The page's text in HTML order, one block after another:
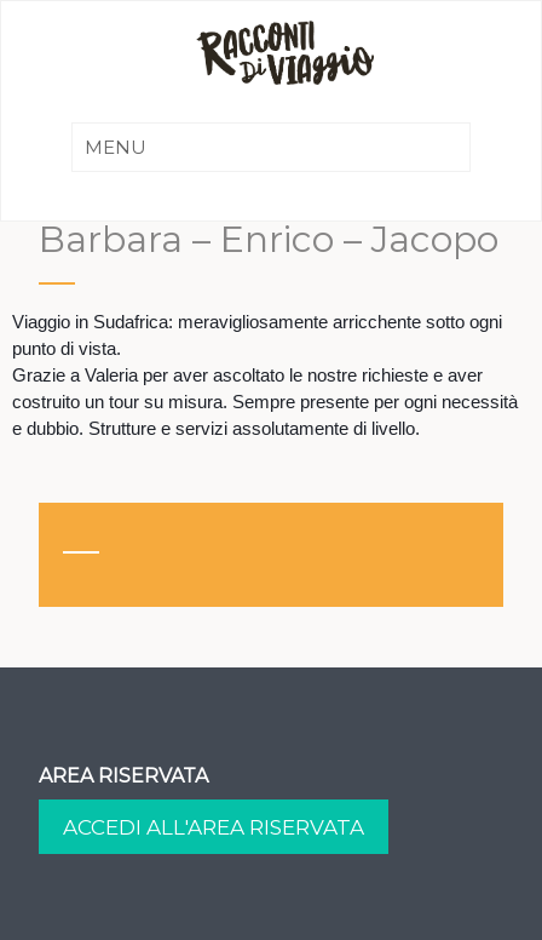
Barbara – Enrico – Jacopo
Viaggio in Sudafrica: meravigliosamente arricchente sotto ogni
punto di vista.
Grazie a Valeria per aver ascoltato le nostre richieste e aver
costruito un tour su misura. Sempre presente per ogni necessità
e dubbio. Strutture e servizi assolutamente di livello.
AREA RISERVATA